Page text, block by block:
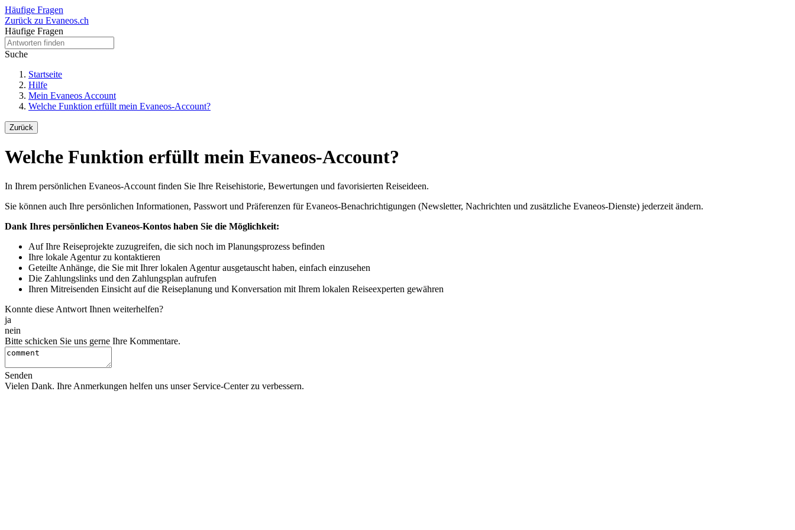
Häufige Fragen
Zurück zu Evaneos.ch
Häufige Fragen
Suche
Startseite
Hilfe
Mein Evaneos Account
Welche Funktion erfüllt mein Evaneos-Account?
Zurück
Welche Funktion erfüllt mein Evaneos-Account?
In Ihrem persönlichen Evaneos-Account finden Sie Ihre Reisehistorie, Bewertungen und favorisierten Reiseideen.
Sie können auch Ihre persönlichen Informationen, Passwort und Präferenzen für Evaneos-Benachrichtigungen (Newsletter, Nachrichten und zusätzliche Evaneos-Dienste) jederzeit ändern.
Dank Ihres persönlichen Evaneos-Kontos haben Sie die Möglichkeit:
Auf Ihre Reiseprojekte zuzugreifen, die sich noch im Planungsprozess befinden
Ihre lokale Agentur zu kontaktieren
Geteilte Anhänge, die Sie mit Ihrer lokalen Agentur ausgetauscht haben, einfach einzusehen
Die Zahlungslinks und den Zahlungsplan aufrufen
Ihren Mitreisenden Einsicht auf die Reiseplanung und Konversation mit Ihrem lokalen Reiseexperten gewähren
Konnte diese Antwort Ihnen weiterhelfen?
ja
nein
Bitte schicken Sie uns gerne Ihre Kommentare.
Senden
Vielen Dank. Ihre Anmerkungen helfen uns unser Service-Center zu verbessern.